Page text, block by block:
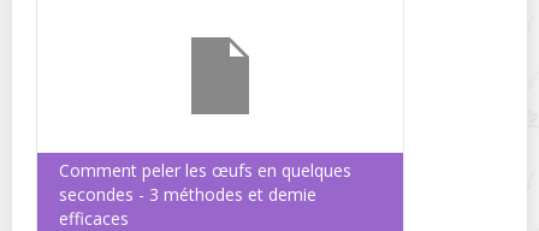
Comment peler les œufs en quelques
secondes - 3 méthodes et demie
efficaces